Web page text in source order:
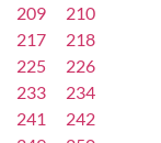
209
210
217
218
225
226
233
234
241
242